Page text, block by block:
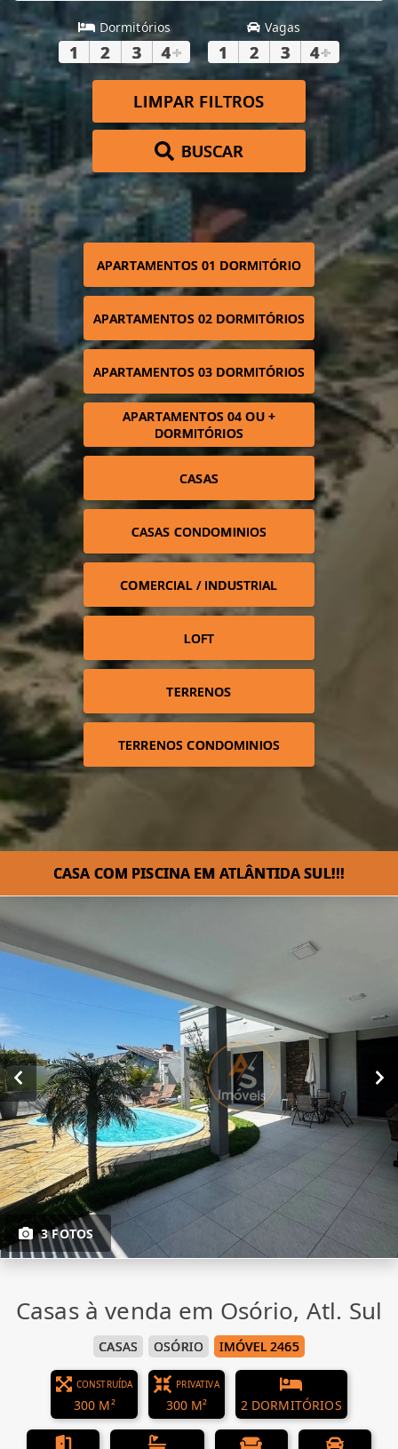
Dormitórios
1 2 3 4+
Vagas
1 2 3 4+
LIMPAR FILTROS
BUSCAR
APARTAMENTOS 01 DORMITÓRIO
APARTAMENTOS 02 DORMITÓRIOS
APARTAMENTOS 03 DORMITÓRIOS
APARTAMENTOS 04 OU +
DORMITÓRIOS
CASAS
CASAS CONDOMINIOS
COMERCIAL / INDUSTRIAL
LOFT
TERRENOS
TERRENOS CONDOMINIOS
CASA COM PISCINA EM ATLÂNTIDA SUL!!!
3 FOTOS
Casas à venda em Osório, Atl. Sul
CASAS OSÓRIO IMÓVEL 2465
CONSTRUÍDA
300 M²
PRIVATIVA
300 M² 2 DORMITÓRIOS